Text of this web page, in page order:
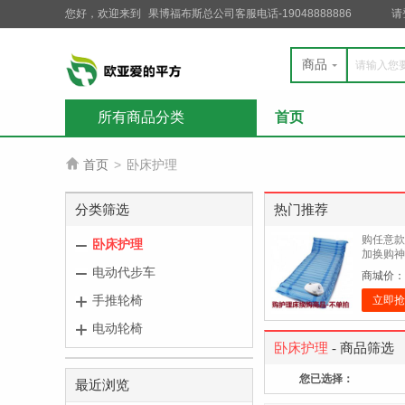
您好，欢迎来到 果博福布斯总公司客服电话-19048888886 请
商品
所有商品分类 首页
 首页 > 卧床护理
分类筛选
卧床护理
电动代步车
手推轮椅
电动轮椅
最近浏览
热门推荐
购任意
加换购
SL-S106
商城价：
立即
卧床护理 - 商品筛选
您已选择：